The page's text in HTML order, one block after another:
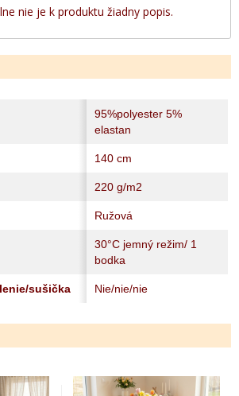
nie je k produktu žiadny popis.
95%polyester 5%
elastan
140 cm
220 g/m2
Ružová
30°C jemný režim/ 1
bodka
sušička Nie/nie/nie